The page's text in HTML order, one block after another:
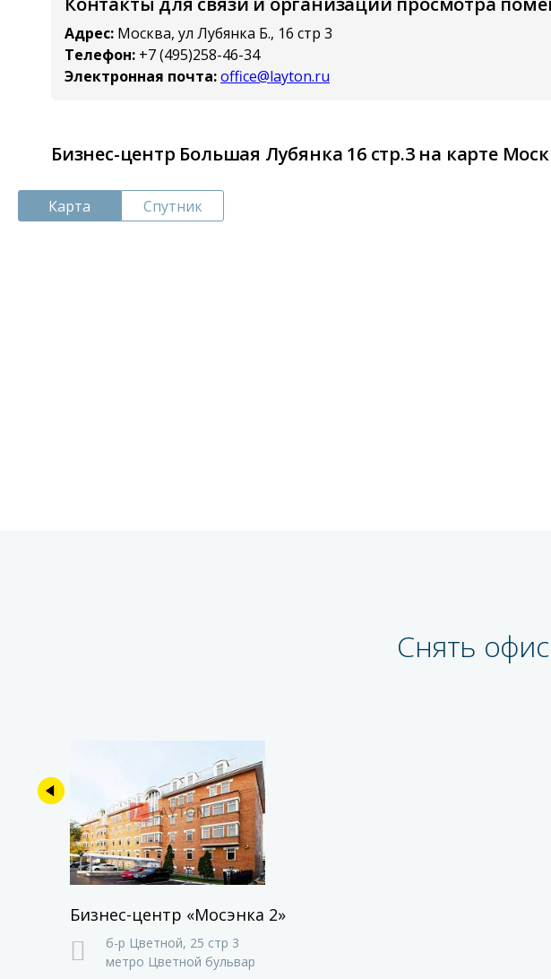
Адрес: Москва, ул Лубянка Б., 16 стр 3
Телефон: +7 (495)258-46-34
Электронная почта:office@layton.ru
Бизнес-центр Большая Лубянка 16 стр.3 на карте
Карта Спутник
Снять
Бизнес-центр «Мосэнка 2»
б-р Цветной, 25 стр 3
метро Цветной бульвар